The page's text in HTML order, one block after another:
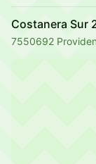
Costanera Sur
7550692